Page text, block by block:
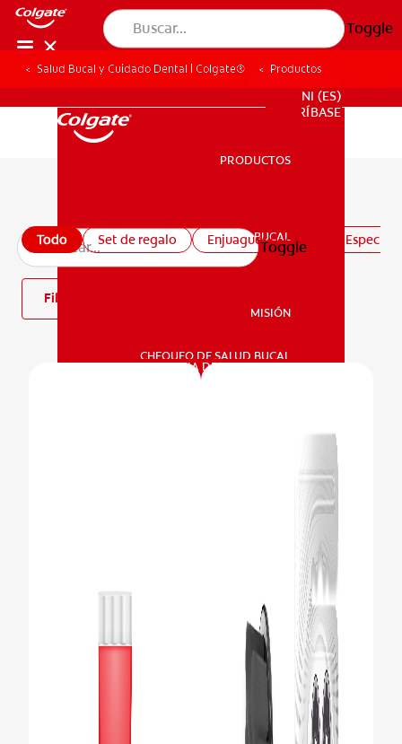
Toggle
SALUD BUCAL
MISIÓN
CORRESPONDENCIA DE PRODUCTOS
PROMOCIONES
SUSCRÍBASE
NI (ES)
SUSCRÍBASE
PRODUCTOS
SALUD BUCAL
MISIÓN
CHEQUEO DE SALUD BUCAL
CORRESPONDENCIA DE PRODUCTOS
Toggle
Salud Bucal y Cuidado Dental | Colgate® Productos
Todo Set de regalo Enjuagues bucales
Filtro